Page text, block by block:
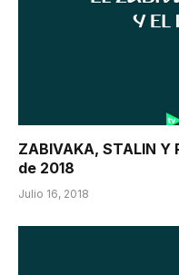
ZABIVAKA, STALIN Y
de 2018
Julio 16, 2018